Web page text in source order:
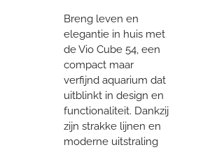
Breng leven en
elegantie in huis met
de Vio Cube 54, een
compact maar
verfijnd aquarium dat
uitblinkt in design en
functionaliteit. Dankzij
zijn strakke lijnen en
moderne uitstraling